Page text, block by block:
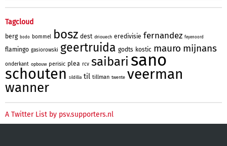
Tagcloud
berg bodo bommel bosz dest driouech eredivisie fernandez feyenoord
flamingo gasiorowski geertruida godts kostic mauro mijnans
onderkant opbouw perisic plea rcv saibari sano
schouten sildillia til tillman twente veerman
wanner
A Twitter List by psv.supporters.nl